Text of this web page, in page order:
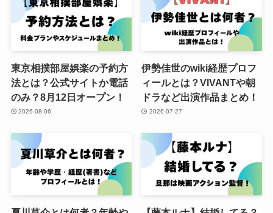
東京相撲部屋娯楽の予約方
法とは？公式サイトか電話
のみ？8月12日オープン！
2026-08-06
伊勢佳世のwiki経歴プロフ
ィールとは？VIVANTや朝
ドラなど出演作品まとめ！
2026-07-27